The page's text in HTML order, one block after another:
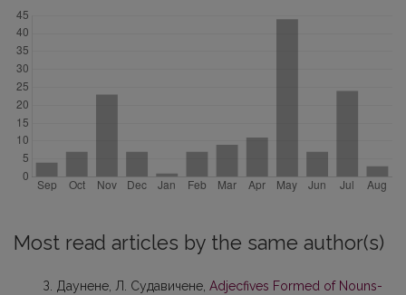
Most read articles by the same author(s)
З. Даунене, Л. Судавичене, Adjecfives Formed of Nouns-